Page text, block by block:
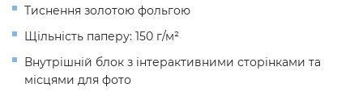
Тиснення золотою фольгою
Щільність паперу: 150 г/м²
Внутрішній блок з інтерактивними сторінками та
місцями для фото